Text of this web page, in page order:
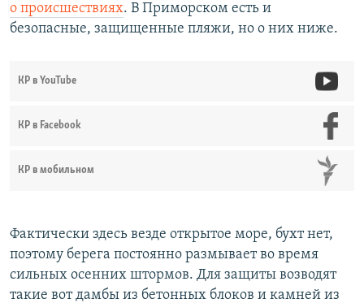
о происшествиях. В Приморском есть и
безопасные, защищенные пляжи, но о них ниже.
КР в YouTube
КР в Facebook
КР в мобильном
Фактически здесь везде открытое море, бухт нет,
поэтому берега постоянно размывает во время
сильных осенних штормов. Для защиты возводят
такие вот дамбы из бетонных блоков и камней из